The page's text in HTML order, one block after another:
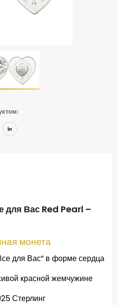
Pinterest
для Вас Red Pearl –
монета
для Вас” в форме сердца
красной жемчужине
Стерлинг